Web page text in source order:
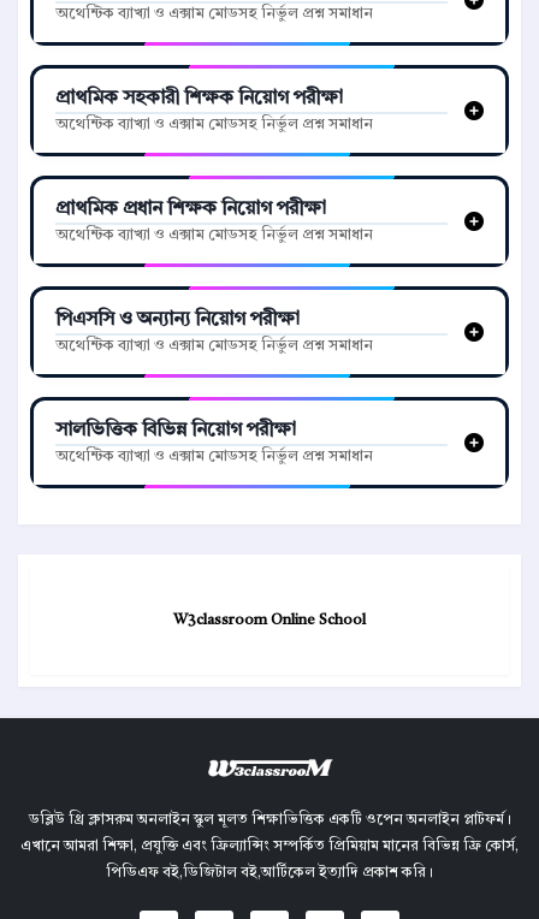
অথেন্টিক ব্যাখ্যা ও এক্সাম মোডসহ নির্ভুল প্রশ্ন সমাধান
প্রাথমিক সহকারী শিক্ষক নিয়োগ পরীক্ষা
অথেন্টিক ব্যাখ্যা ও এক্সাম মোডসহ নির্ভুল প্রশ্ন সমাধান
প্রাথমিক প্রধান শিক্ষক নিয়োগ পরীক্ষা
অথেন্টিক ব্যাখ্যা ও এক্সাম মোডসহ নির্ভুল প্রশ্ন সমাধান
পিএসসি ও অন্যান্য নিয়োগ পরীক্ষা
অথেন্টিক ব্যাখ্যা ও এক্সাম মোডসহ নির্ভুল প্রশ্ন সমাধান
সালভিত্তিক বিভিন্ন নিয়োগ পরীক্ষা
অথেন্টিক ব্যাখ্যা ও এক্সাম মোডসহ নির্ভুল প্রশ্ন সমাধান
W3classroom Online School
ডব্লিউ থ্রি ক্লাসরুম অনলাইন স্কুল মূলত শিক্ষাভিত্তিক একটি ওপেন অনলাইন প্লাটফর্ম।
এখানে আমরা শিক্ষা, প্রযুক্তি এবং ফ্রিল্যান্সিং সম্পর্কিত প্রিমিয়াম মানের বিভিন্ন ফ্রি কোর্স,
পিডিএফ বই,ডিজিটাল বই,আর্টিকেল ইত্যাদি প্রকাশ করি।